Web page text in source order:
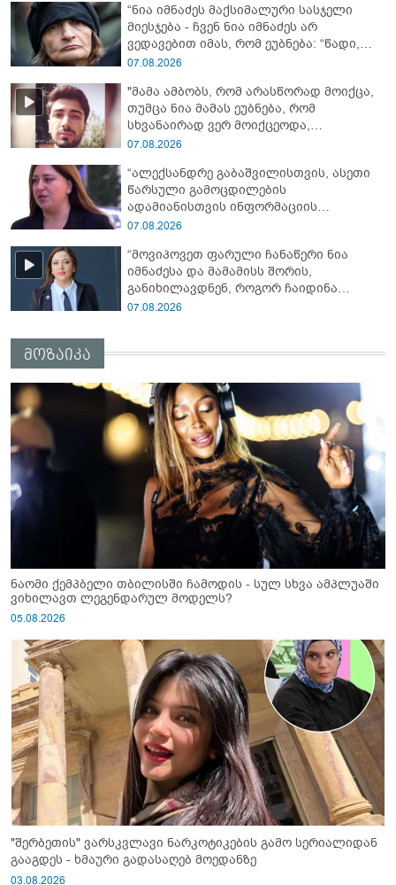
“ნია იმნაძეს მაქსიმალური სასჯელი
მიესჯება - ჩვენ ნია იმნაძეს არ
ვედავებით იმას, რომ ეუბნება: “წადი,
მოკალი“, ეს დაკვეთაა, ჩვენ ვამბობთ,
ავალიანის დედა
07.08.2026
"მამა ამბობს, რომ არასწორად მოიქცა,
თუმცა ნია მამას ეუბნება, რომ
სხვანაირად ვერ მოიქცეოდა,
თანამედროვე ეპოქაში სხვანაირად
დეტალებზე საუბრობს გიგა ავალიანის
საქმის პროკურორი?
07.08.2026
“ალექსანდრე გაბაშვილისთვის, ასეთი
წარსული გამოცდილების
ადამიანისთვის ინფორმაციის
მიწოდება, რომ მასწავლებელი
ფაქტობრივად, წაქეზება იყო” -
პროკურორი ნია იმნაძეზე
07.08.2026
“მოვიპოვეთ ფარული ჩანაწერი ნია
იმნაძესა და მამამისს შორის,
განიხილავდნენ, როგორ ჩაიდინა
გაბაშვილმა დანაშაული” - რას ამბობს
07.08.2026
მოზაიკა
ნაომი ქემპბელი თბილისში ჩამოდის - სულ სხვა ამპლუაში
ვიხილავთ ლეგენდარულ მოდელს?
05.08.2026
"შერბეთის" ვარსკვლავი ნარკოტიკების გამო სერიალიდან
გააგდეს - ხმაური გადასაღებ მოედანზე
03.08.2026